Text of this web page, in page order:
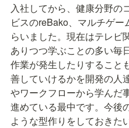
入社してから、健康分野の
ビスのreBako、マルチゲ
らいました。現在はテレビ
ありつつ学ぶことの多い毎
作業が発生したりすること
善していけるかを開発の人
やワークフローから学んだ
進めている最中です。今後
ような型作りをしておきた